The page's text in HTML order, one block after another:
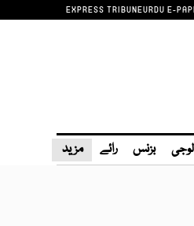
EXPRESS TRIBUNEURDU E-
بزنس رائے مزید